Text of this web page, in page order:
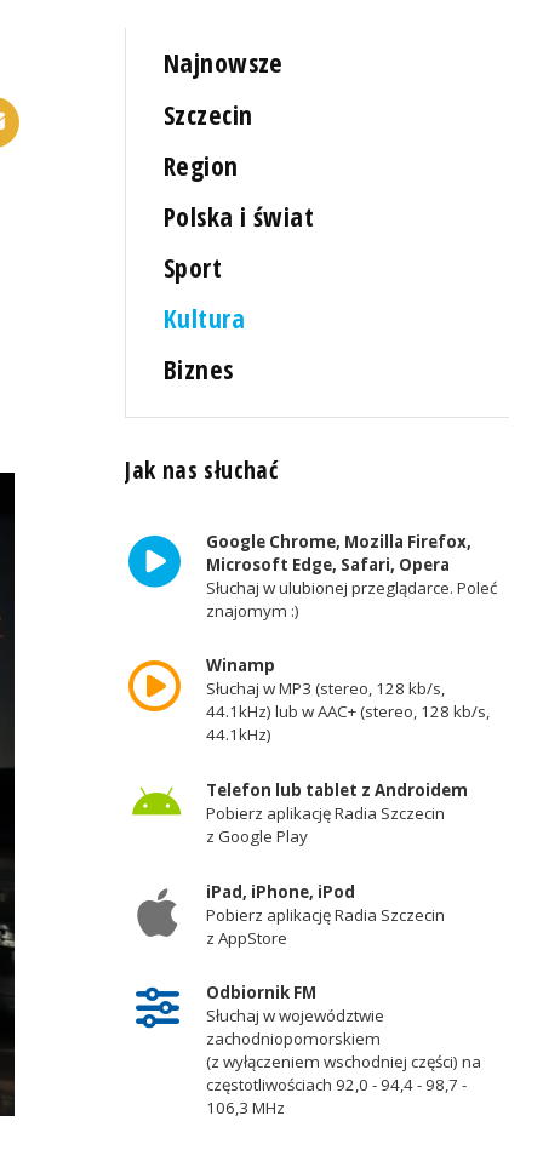
Najnowsze
Szczecin
Region
Polska i świat
Sport
Kultura
Biznes
Jak nas słuchać
Google Chrome, Mozilla Firefox,
Microsoft Edge, Safari, Opera
Słuchaj w ulubionej przeglądarce. Poleć
znajomym :)
Winamp
Słuchaj w MP3 (stereo, 128 kb/s,
44.1kHz) lub w AAC+ (stereo, 128 kb/s,
44.1kHz)
Telefon lub tablet z Androidem
Pobierz aplikację Radia Szczecin
z Google Play
iPad, iPhone, iPod
Pobierz aplikację Radia Szczecin
z AppStore
Odbiornik FM
Słuchaj w województwie
zachodniopomorskiem
(z wyłączeniem wschodniej części) na
częstotliwościach 92,0 - 94,4 - 98,7 -
106,3 MHz